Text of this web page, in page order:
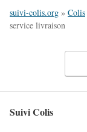
suivi-colis.org » Colis
service livraison
Suivi Colis